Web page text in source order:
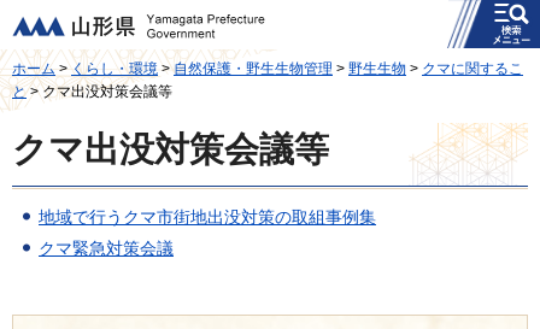
山形県
メニュー
ホーム>くらし・環境 >自然保護・野生生物管理 > 野生生物 > クマに関するこ
と> クマ出没対策会議等
クマ出没対策会議等
地域で行うクマ市街地出没対策の取組事例集
クマ緊急対策会議